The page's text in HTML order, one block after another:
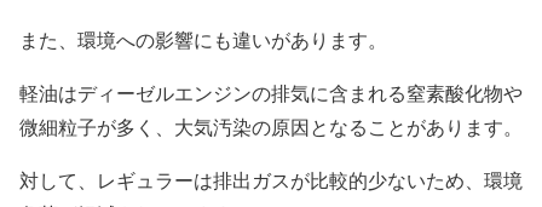
また、環境への影響にも違いがあります。
軽油はディーゼルエンジンの排気に含まれる窒素酸化物や
微細粒子が多く、大気汚染の原因となることがあります。
対して、レギュラーは排出ガスが比較的少ないため、環境